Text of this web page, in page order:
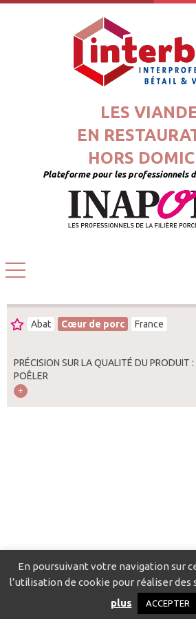
LES
EN
HORS
Plateforme pour les professionnels
Abat Cœur de porc France
PRÉCISION SUR LA QUALITÉ DU PRODUIT
POÊLER
Catalogue pour localiser les fournisseurs
Politique de confidentialité
En poursuivant votre navigation sur
l’utilisation de cookie pour réaliser des
plus
ACCEPTER